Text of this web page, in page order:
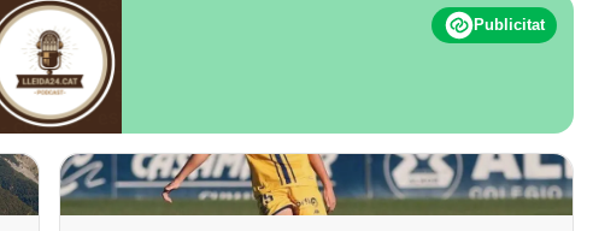
CONTACTE
Publicitat